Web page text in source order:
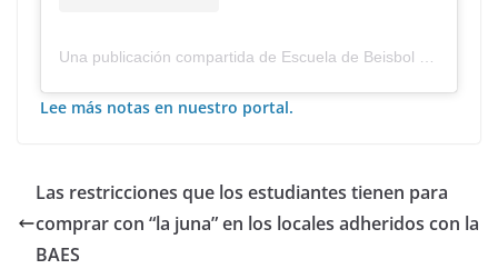
Una publicación compartida de Escuela de Beisbol Fernandez Vial (@beisbolescuela)
Lee más notas en nuestro portal.
Las restricciones que los estudiantes tienen para
comprar con “la juna” en los locales adheridos con la
BAES